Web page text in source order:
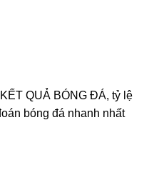
web còn cung
Những tính năng
nên bỏ qua. Chúng
QUẢ BÓNG ĐÁ, tỷ lệ
bóng đá nhanh nhất